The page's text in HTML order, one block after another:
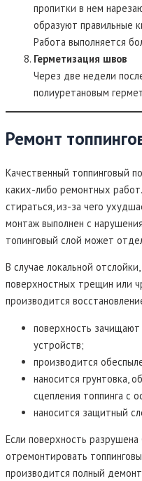
пропитки в нем
образуют правильные
Работа выполняется
Герметизация швов
Через две недели
полиуретановым
Ремонт
Качественный топпинговый
каких-либо ремонтных
стираться, из-за чего
монтаж выполнен с
топинговый слой может
В случае локальной
поверхностных трещин или
производится
поверхность
устройств;
производится
наносится грунтовка,
сцепления топпинга с
наносится защитный
Если поверхность
отремонтировать
производится полный